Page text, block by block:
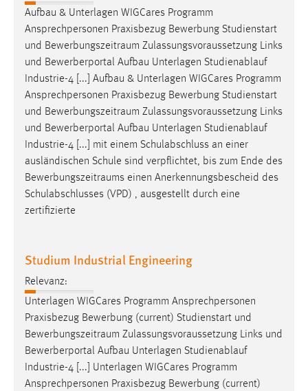
Aufbau & Unterlagen WIGCares Programm
Ansprechpersonen Praxisbezug Bewerbung Studienstart
und Bewerbungszeitraum Zulassungsvoraussetzung Links
und Bewerberportal Aufbau Unterlagen Studienablauf
Industrie-4 [...] Aufbau & Unterlagen WIGCares Programm
Ansprechpersonen Praxisbezug Bewerbung Studienstart
und Bewerbungszeitraum Zulassungsvoraussetzung Links
und Bewerberportal Aufbau Unterlagen Studienablauf
Industrie-4 [...] mit einem Schulabschluss an einer
ausländischen Schule sind verpflichtet, bis zum Ende des
Bewerbungszeitraums einen Anerkennungsbescheid des
Schulabschlusses (VPD) , ausgestellt durch eine
zertifizierte
Studium Industrial Engineering
Relevanz:
Unterlagen WIGCares Programm Ansprechpersonen
Praxisbezug Bewerbung (current) Studienstart und
Bewerbungszeitraum Zulassungsvoraussetzung Links und
Bewerberportal Aufbau Unterlagen Studienablauf
Industrie-4 [...] Unterlagen WIGCares Programm
Ansprechpersonen Praxisbezug Bewerbung (current)